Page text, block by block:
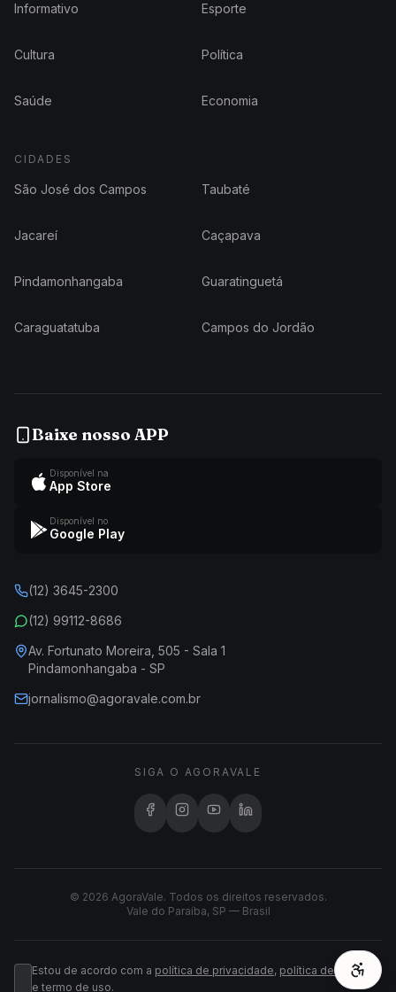
Informativo Esporte
Cultura Política
Saúde Economia
CIDADES
São José dos Campos Taubaté
Jacareí Caçapava
Pindamonhangaba Guaratinguetá
Caraguatatuba Campos do Jordão
Baixe nosso APP
Disponível na
App Store
Disponível no
Google Play
(12) 3645-2300
(12) 99112-8686
Av. Fortunato Moreira, 505 - Sala 1
Pindamonhangaba - SP
jornalismo@agoravale.com.br
SIGA O AGORAVALE
© 2026 AgoraVale. Todos os direitos reservados.
Vale do Paraíba, SP — Brasil
Estou de acordo com a política de privacidade, política de cookies
e termo de uso.